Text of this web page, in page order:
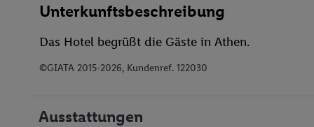
Unterkunftsbeschreibung
Das Hotel begrüßt die Gäste in Athen.
©GIATA 2015-2026, Kundenref. 122030
Ausstattungen